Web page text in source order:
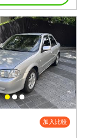
加入比較